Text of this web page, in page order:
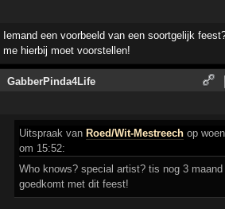
Iemand een voorbeeld van een soortgelijk
me hierbij moet voorstellen!
GabberPinda4Life
Uitspraak van Roed/Wit-Mestreech op
om 15:52:
Who knows? special artist? tis nog 3 maand
goedkomt met dit feest!